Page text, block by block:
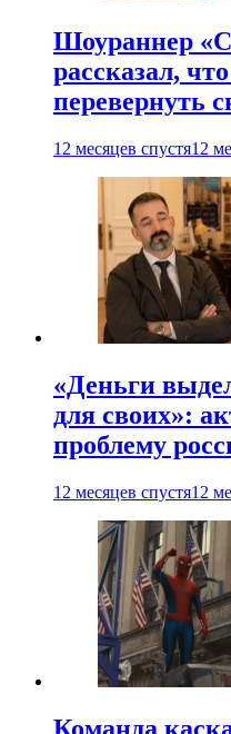
Шоураннер
рассказал,
перевернуть
12 месяцев спустя12
«Деньги
для своих»:
проблему
12 месяцев спустя12